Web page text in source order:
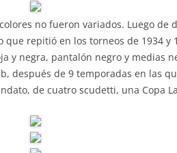
no fueron variados. Luego de
repitió en los torneos de 1934 y
y negra, pantalón negro y medias
después de 9 temporadas en las
de cuatro scudetti, una Copa